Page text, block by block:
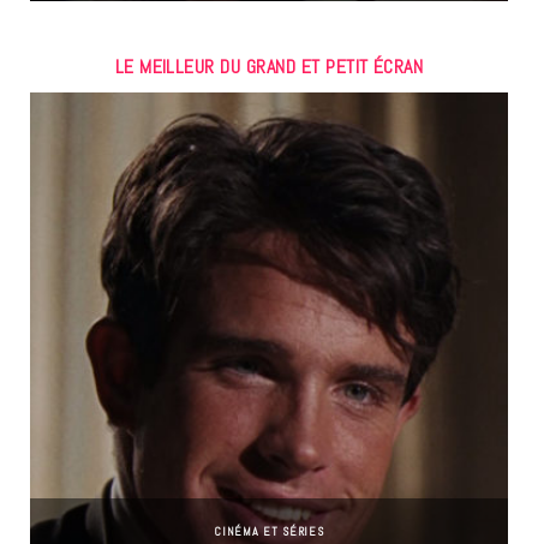
LE MEILLEUR DU GRAND ET PETIT ÉCRAN
CINÉMA ET SÉRIES